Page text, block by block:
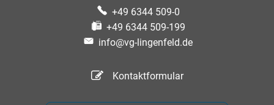
+49 6344 509-0
+49 6344 509-199
info@vg-lingenfeld.de
Kontaktformular